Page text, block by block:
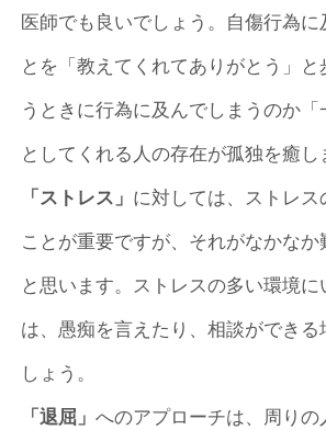
医師でも良いでしょう。自傷行為に
とを「教えてくれてありがとう」
うときに行為に及んでしまうのか「
としてくれる人の存在が孤独を癒し
「ストレス」 に対しては、ストレス
ことが重要ですが、それがなかな
と思います。ストレスの多い環境に
は、愚痴を言えたり、相談ができ
しょう。
「退屈」へのアプローチは、周りの